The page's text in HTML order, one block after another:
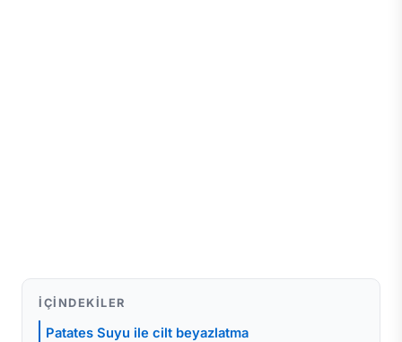
İÇINDEKILER
Patates Suyu ile cilt beyazlatma